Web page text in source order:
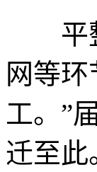
平整
网等
工。”
迁至此